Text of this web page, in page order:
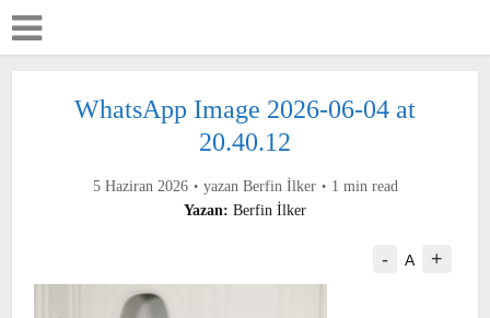
WhatsApp Image 2026-06-04 at
20.40.12
5 Haziran 2026 yazan Berfin İlker
1 min read
Yazan:Berfin İlker
- A +